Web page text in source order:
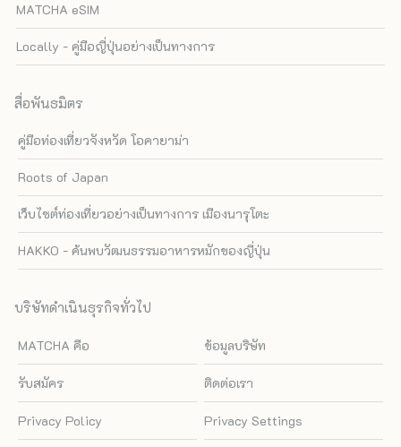
MATCHA eSIM
Locally - คู่มือญี่ปุ่นอย่างเป็นทางการ
สื่อพันธมิตร
คู่มือท่องเที่ยวจังหวัด โอคายาม่า
Roots of Japan
เว็บไซต์ท่องเที่ยวอย่างเป็นทางการ เมืองนารุโตะ
HAKKO - ค้นพบวัฒนธรรมอาหารหมักของญี่ปุ่น
บริษัทดำเนินธุรกิจทั่วไป
MATCHA คือ ข้อมูลบริษัท
รับสมัคร ติดต่อเรา
Privacy Policy Privacy Settings